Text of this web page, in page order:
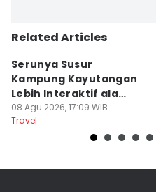
Related Articles
Serunya Susur
Kampung Kayutangan
Lebih Interaktif ala
Kelana Race
08 Agu 2026, 17:09 WIB
Travel